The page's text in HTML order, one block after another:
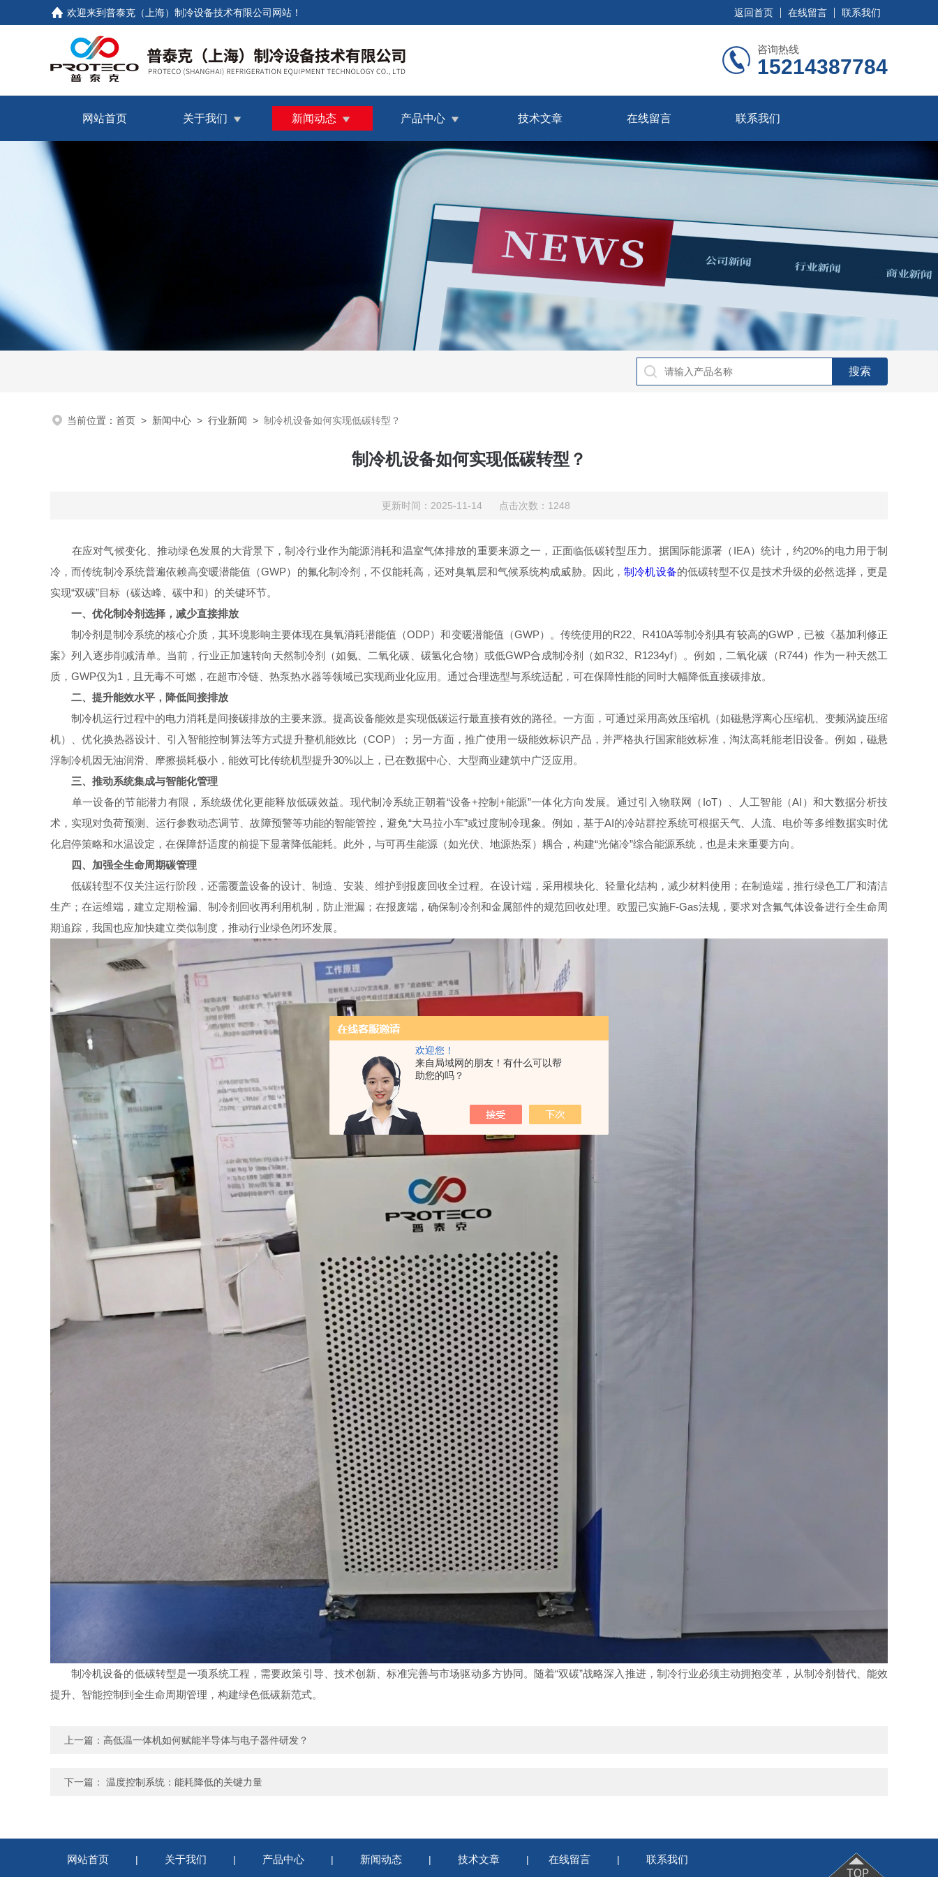
欢迎您！
来自局域网的朋友！有什么可以帮
助您的吗？
欢迎来到普泰克（上海）制冷设备技术有限公司网站！ 返回首页 在线留言 联系我们
咨询热线
15214387784
网站首页 关于我们 新闻动态 产品中心 技术文章 在线留言 联系我们
当前位置： 首页 > 新闻中心 > 行业新闻 > 制冷机设备如何实现低碳转型？
制冷机设备如何实现低碳转型？
更新时间：2025-11-14 点击次数：1248
在应对气候变化、推动绿色发展的大背景下，制冷行业作为能源消耗和温室气体排放的重要来源之一，正面临低碳转型压力。据国际能源署（IEA）统计，约20%的电力用于制
冷，而传统制冷系统普遍依赖高变暖潜能值（GWP）的氟化制冷剂，不仅能耗高，还对臭氧层和气候系统构成威胁。因此，制冷机设备的低碳转型不仅是技术升级的必然选择，更是
实现“双碳”目标（碳达峰、碳中和）的关键环节。
一、优化制冷剂选择，减少直接排放
制冷剂是制冷系统的核心介质，其环境影响主要体现在臭氧消耗潜能值（ODP）和变暖潜能值（GWP）。传统使用的R22、R410A等制冷剂具有较高的GWP，已被《基加利修正
案》列入逐步削减清单。当前，行业正加速转向天然制冷剂（如氨、二氧化碳、碳氢化合物）或低GWP合成制冷剂（如R32、R1234yf）。例如，二氧化碳（R744）作为一种天然工
质，GWP仅为1，且无毒不可燃，在超市冷链、热泵热水器等领域已实现商业化应用。通过合理选型与系统适配，可在保障性能的同时大幅降低直接碳排放。
二、提升能效水平，降低间接排放
制冷机运行过程中的电力消耗是间接碳排放的主要来源。提高设备能效是实现低碳运行最直接有效的路径。一方面，可通过采用高效压缩机（如磁悬浮离心压缩机、变频涡旋压缩
机）、优化换热器设计、引入智能控制算法等方式提升整机能效比（COP）；另一方面，推广使用一级能效标识产品，并严格执行国家能效标准，淘汰高耗能老旧设备。例如，磁悬
浮制冷机因无油润滑、摩擦损耗极小，能效可比传统机型提升30%以上，已在数据中心、大型商业建筑中广泛应用。
三、推动系统集成与智能化管理
单一设备的节能潜力有限，系统级优化更能释放低碳效益。现代制冷系统正朝着“设备+控制+能源”一体化方向发展。通过引入物联网（IoT）、人工智能（AI）和大数据分析技
术，实现对负荷预测、运行参数动态调节、故障预警等功能的智能管控，避免“大马拉小车”或过度制冷现象。例如，基于AI的冷站群控系统可根据天气、人流、电价等多维数据实时优
化启停策略和水温设定，在保障舒适度的前提下显著降低能耗。此外，与可再生能源（如光伏、地源热泵）耦合，构建“光储冷”综合能源系统，也是未来重要方向。
四、加强全生命周期碳管理
低碳转型不仅关注运行阶段，还需覆盖设备的设计、制造、安装、维护到报废回收全过程。在设计端，采用模块化、轻量化结构，减少材料使用；在制造端，推行绿色工厂和清洁
生产；在运维端，建立定期检漏、制冷剂回收再利用机制，防止泄漏；在报废端，确保制冷剂和金属部件的规范回收处理。欧盟已实施F-Gas法规，要求对含氟气体设备进行全生命周
期追踪，我国也应加快建立类似制度，推动行业绿色闭环发展。
制冷机设备的低碳转型是一项系统工程，需要政策引导、技术创新、标准完善与市场驱动多方协同。随着“双碳”战略深入推进，制冷行业必须主动拥抱变革，从制冷剂替代、能效
提升、智能控制到全生命周期管理，构建绿色低碳新范式。
上一篇： 高低温一体机如何赋能半导体与电子器件研发？
下一篇： 温度控制系统：能耗降低的关键力量
网站首页 | 关于我们 | 产品中心 | 新闻动态 | 技术文章 | 在线留言 | 联系我们